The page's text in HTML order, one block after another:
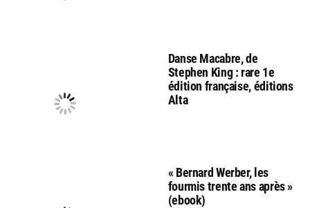
Danse Macabre, de
Stephen King : rare 1e
édition française, éditions
Alta
« Bernard Werber, les
fourmis trente ans après »
(ebook)